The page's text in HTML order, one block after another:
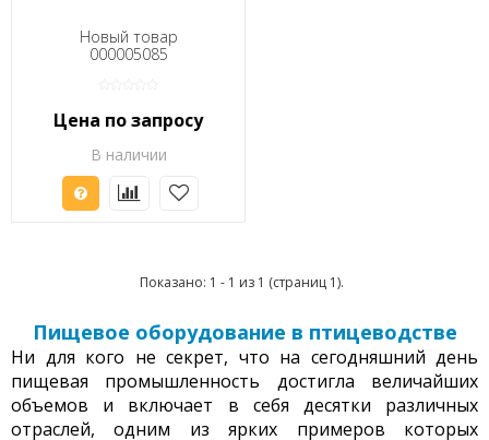
Новый товар
000005085
Цена по запросу
В наличии
Показано: 1 - 1 из 1 (страниц 1).
Пищевое оборудование в птицеводстве
Ни для кого не секрет, что на сегодняшний день
пищевая промышленность достигла величайших
объемов и включает в себя десятки различных
отраслей, одним из ярких примеров которых